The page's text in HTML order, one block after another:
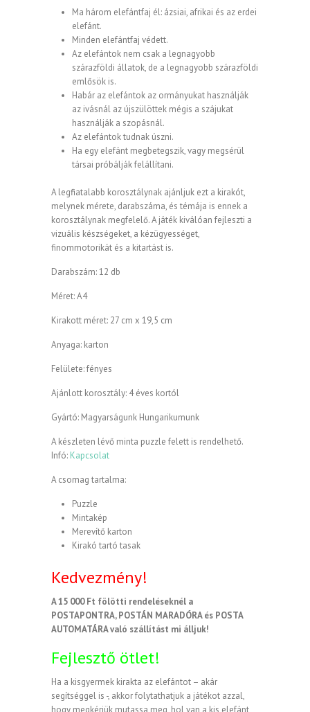
Ma három elefántfaj él: ázsiai, afrikai és az erdei
elefánt.
Minden elefántfaj védett.
Az elefántok nem csak a legnagyobb
szárazföldi állatok, de a legnagyobb szárazföldi
emlősök is.
Habár az elefántok az ormányukat használják
az ivásnál az újszülöttek mégis a szájukat
használják a szopásnál.
Az elefántok tudnak úszni.
Ha egy elefánt megbetegszik, vagy megsérül
társai próbálják felállítani.
A legfiatalabb korosztálynak ajánljuk ezt a kirakót,
melynek mérete, darabszáma, és témája is ennek a
korosztálynak megfelelő. A játék kiválóan fejleszti a
vizuális készségeket, a kézügyességet,
finommotorikát és a kitartást is.
Darabszám: 12 db
Méret: A4
Kirakott méret: 27 cm x 19,5 cm
Anyaga: karton
Felülete: fényes
Ajánlott korosztály: 4 éves kortól
Gyártó: Magyarságunk Hungarikumunk
A készleten lévő minta puzzle felett is rendelhető.
Infó: Kapcsolat
A csomag tartalma:
Puzzle
Mintakép
Merevítő karton
Kirakó tartó tasak
Kedvezmény!
A 15 000 Ft fölötti rendeléseknél a
POSTAPONTRA, POSTÁN MARADÓRA és POSTA
AUTOMATÁRA való szállítást mi álljuk!
Fejlesztő ötlet!
Ha a kisgyermek kirakta az elefántot – akár
segítséggel is -, akkor folytathatjuk a játékot azzal,
hogy megkérjük mutassa meg, hol van a kis elefánt